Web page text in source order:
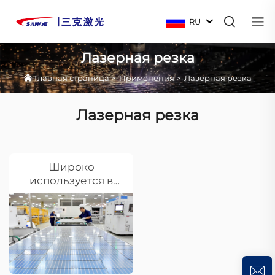
RU
Лазерная резка
Главная страница>Применения>Лазерная резка
Лазерная резка
Широко
используется в
промышленности
солнечных
элементов